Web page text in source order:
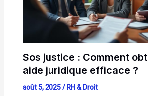
Sos justice : Comment
aide juridique efficace ?
août 5, 2025/RH & Droit